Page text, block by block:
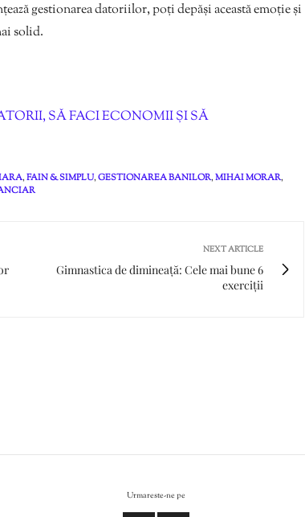
gestionarea datoriilor, poți depăși această emoție și
solid.
SĂ FACI ECONOMII ȘI SĂ
,FAIN & SIMPLU,GESTIONAREA BANILOR,MIHAI MORAR,
NEXT ARTICLE
Gimnastica de dimineață: Cele mai bune 6
exerciții
Urmareste-ne pe